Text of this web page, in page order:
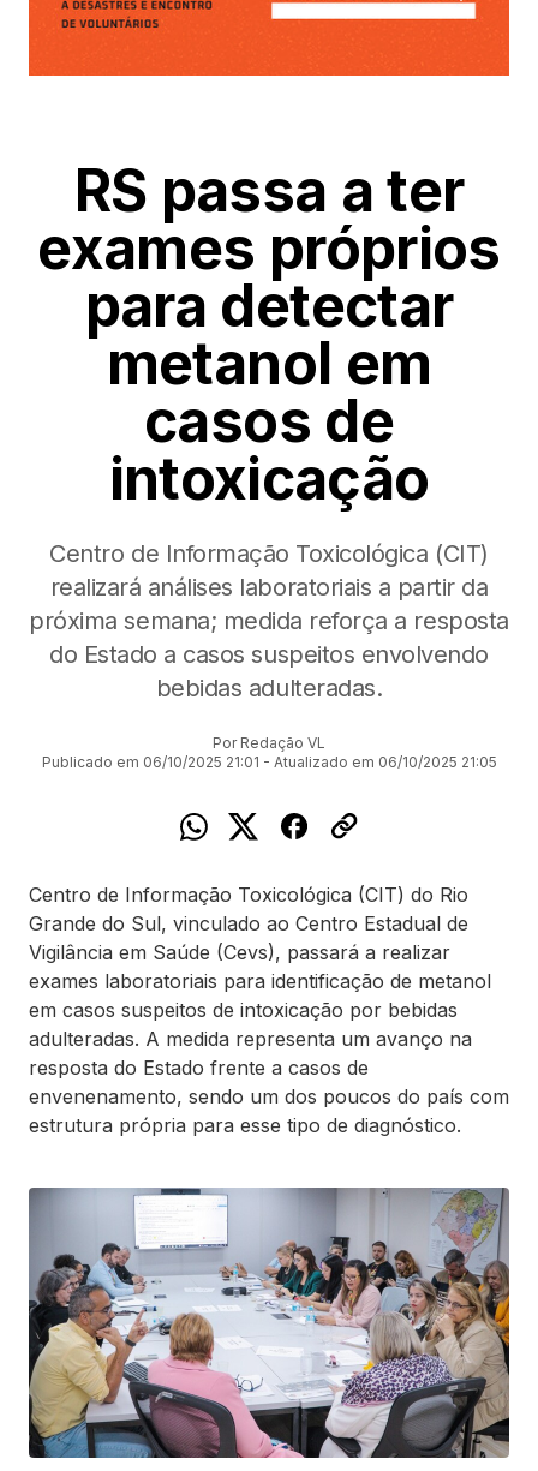
RS passa a ter
exames próprios
para detectar
metanol em
casos de
intoxicação
Centro de Informação Toxicológica (CIT)
realizará análises laboratoriais a partir da
próxima semana; medida reforça a resposta
do Estado a casos suspeitos envolvendo
bebidas adulteradas.
Por Redação VL
Publicado em 06/10/2025 21:01 - Atualizado em 06/10/2025 21:05
Centro de Informação Toxicológica (CIT) do Rio
Grande do Sul, vinculado ao Centro Estadual de
Vigilância em Saúde (Cevs), passará a realizar
exames laboratoriais para identificação de metanol
em casos suspeitos de intoxicação por bebidas
adulteradas. A medida representa um avanço na
resposta do Estado frente a casos de
envenenamento, sendo um dos poucos do país com
estrutura própria para esse tipo de diagnóstico.